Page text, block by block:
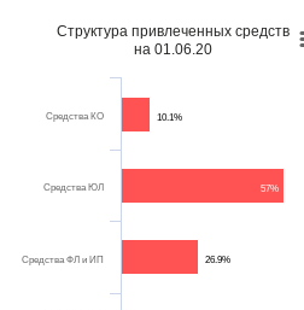
Структура привлеченных средств
на 01.06.20
10.1%
57%
26.9%
Средства КО
Средства ЮЛ
Средства ФЛ и ИП